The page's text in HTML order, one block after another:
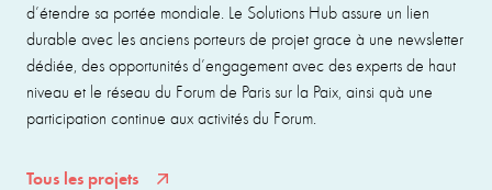
d’étendre sa portée mondiale. Le Solutions Hub assure un lien
durable avec les anciens porteurs de projet grace à une newsletter
dédiée, des opportunités d’engagement avec des experts de haut
niveau et le réseau du Forum de Paris sur la Paix, ainsi quà une
participation continue aux activités du Forum.
Tous les projets